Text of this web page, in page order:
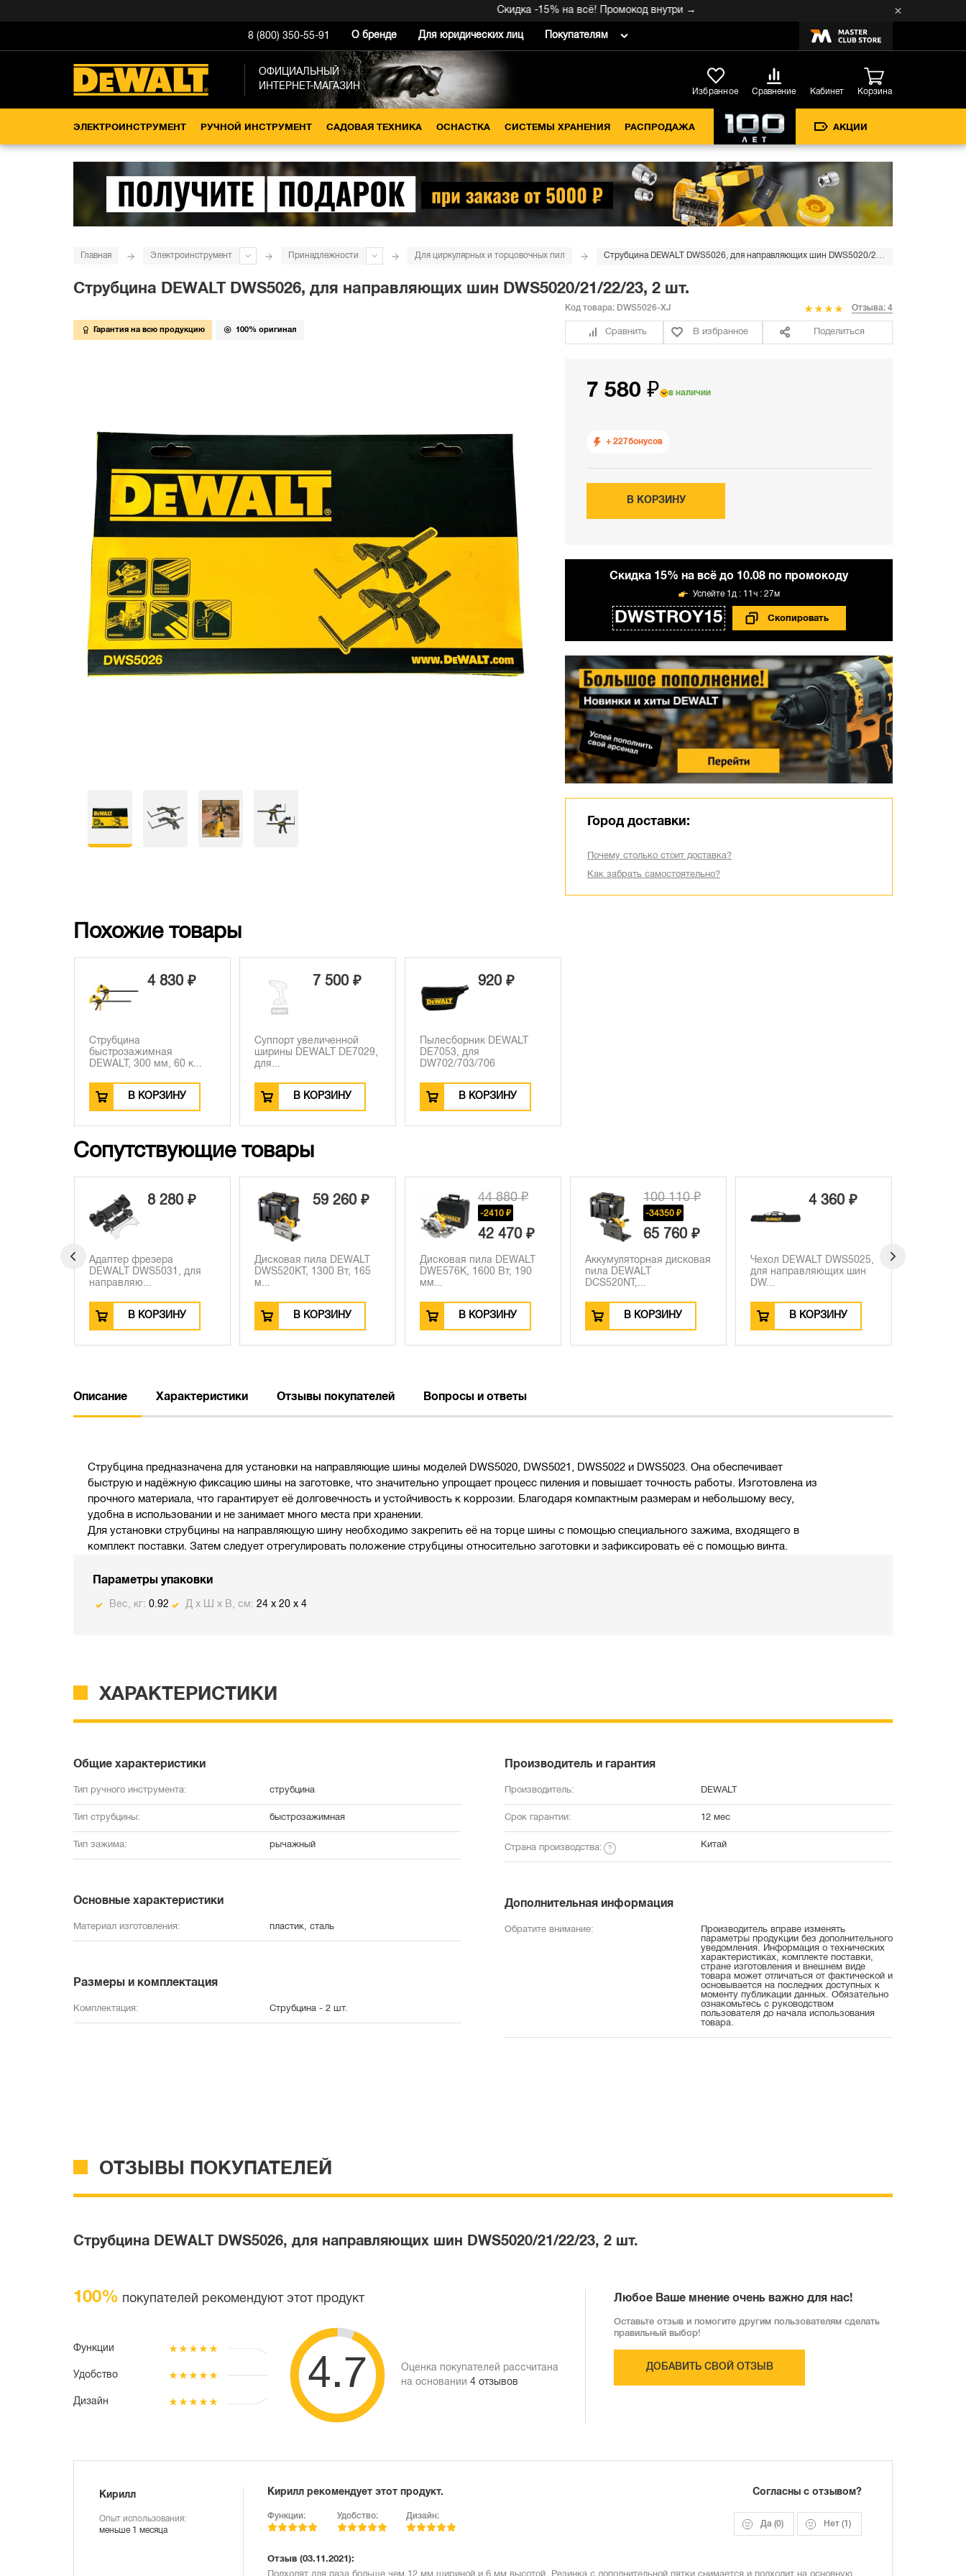
Скидка -15% на всё! Промокод внутри →
8 (800) 350-55-91 О бренде Для юридических лиц Покупателям
ОФИЦИАЛЬНЫЙ
ИНТЕРНЕТ-МАГАЗИН
Избранное Сравнение Кабинет Корзина
ЭЛЕКТРОИНСТРУМЕНТ РУЧНОЙ ИНСТРУМЕНТ САДОВАЯ ТЕХНИКА ОСНАСТКА СИСТЕМЫ ХРАНЕНИЯ РАСПРОДАЖА АКЦИИ
Главная Электроинструмент Принадлежности Для циркулярных и торцовочных пил
Струбцина DEWALT DWS5026, для направляющих шин DWS5020/21/22/23, 2 шт.
Гарантия на всю продукцию 100% оригинал
Код товара: DWS5026-XJ Отзыва: 4
Сравнить В избранное Поделиться
7 580 ₽ в наличии
+ 227бонусов
В КОРЗИНУ
Cкидка 15% на всё до 10.08 по промокоду
DWSTROY15
1д : 11ч : 27м
Город доставки:
Почему столько стоит доставка?
Как забрать самостоятельно?
Похожие товары
4 830 ₽
Струбцина
быстрозажимная
DEWALT, 300 мм, 60 к...
В КОРЗИНУ
7 500 ₽
Суппорт увеличенной
ширины DEWALT DE7029,
для...
В КОРЗИНУ
920 ₽
Пылесборник DEWALT
DE7053, для
DW702/703/706
В КОРЗИНУ
Сопутствующие товары
8 280 ₽
Адаптер фрезера
DEWALT DWS5031, для
В КОРЗИНУ
59 260 ₽
Дисковая пила DEWALT
DWS520KT, 1300 Вт, 165
В КОРЗИНУ
44 880 ₽
-2410 ₽
42 470 ₽
Дисковая пила DEWALT
DWE576K, 1600 Вт, 190
В КОРЗИНУ
100 110 ₽
-34350 ₽
65 760 ₽
Аккумуляторная дисковая
пила DEWALT
В КОРЗИНУ
Чехол DEWALT DWS5025,
для направляющих шин
В КОРЗИНУ
Пильный диск DEWALT
DT10304, по дереву,
Описание Характеристики Отзывы покупателей Вопросы и ответы
Струбцина предназначена для установки на направляющие шины моделей DWS5020, DWS5021, DWS5022 и DWS5023. Она обеспечивает
быструю и надёжную фиксацию шины на заготовке, что значительно упрощает процесс пиления и повышает точность работы. Изготовлена из
прочного материала, что гарантирует её долговечность и устойчивость к коррозии. Благодаря компактным размерам и небольшому весу,
удобна в использовании и не занимает много места при хранении.
Для установки струбцины на направляющую шину необходимо закрепить её на торце шины с помощью специального зажима, входящего в
комплект поставки. Затем следует отрегулировать положение струбцины относительно заготовки и зафиксировать её с помощью винта.
Параметры упаковки
Вес, кг: 0.92 Д х Ш х В, см: 24 x 20 x 4
ХАРАКТЕРИСТИКИ
Общие характеристики
Тип ручного инструмента: струбцина
Тип струбцины: быстрозажимная
Тип зажима: рычажный
Основные характеристики
Материал изготовления: пластик, сталь
Размеры и комплектация
Комплектация: Струбцина - 2 шт.
Производитель и гарантия
Производитель: DEWALT
Срок гарантии: 12 мес
Страна производства: Китай
Дополнительная информация
Обратите внимание:
Производитель вправе изменять
параметры продукции без дополнительного
уведомления. Информация о технических
характеристиках, комплекте поставки,
стране изготовления и внешнем виде
товара может отличаться от фактической и
основывается на последних доступных к
моменту публикации данных. Обязательно
ознакомьтесь с руководством
пользователя до начала использования
товара.
ОТЗЫВЫ ПОКУПАТЕЛЕЙ
Струбцина DEWALT DWS5026, для направляющих шин DWS5020/21/22/23, 2 шт.
100% покупателей рекомендуют этот продукт
Функции
Удобство
Дизайн
4.7
Оценка покупателей рассчитана
на основании 4 отзывов
Любое Ваше мнение очень важно для нас!
Оставьте отзыв и помогите другим пользователям сделать
правильный выбор!
ДОБАВИТЬ СВОЙ ОТЗЫВ
Кирилл
Опыт использования:
меньше 1 месяца
Кирилл рекомендует этот продукт.
Функции: Удобство: Дизайн:
Согласны с отзывом?
Да (0) Нет (1)
Отзыв (03.11.2021):